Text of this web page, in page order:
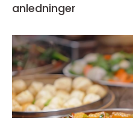
anledninger